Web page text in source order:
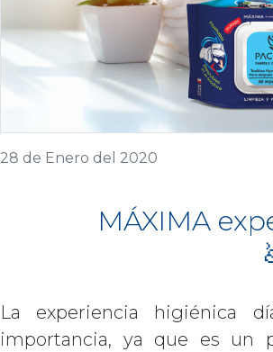
28 de Enero del 2020
MÁXIMA
La experiencia higiénica
importancia, ya que es un